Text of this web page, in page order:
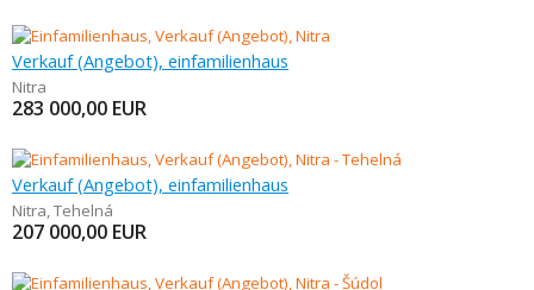
Verkauf (Angebot), einfamilienhaus
Nitra
283 000,00 EUR
Verkauf (Angebot), einfamilienhaus
Nitra,Tehelná
207 000,00 EUR